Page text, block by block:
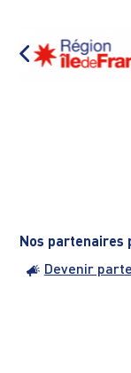
Nos partenaires
Devenir